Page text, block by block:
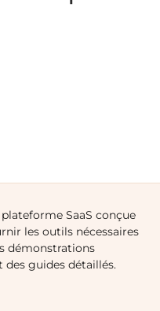
SaaS conçue
les outils nécessaires
démonstrations
des guides détaillés.